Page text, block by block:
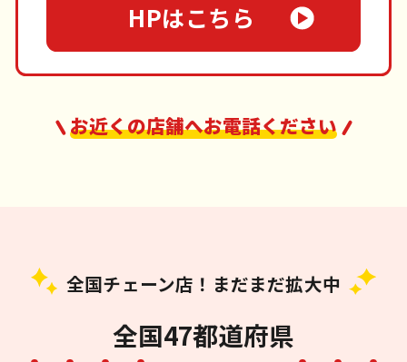
HPはこちら
お近くの店舗へお電話ください
全国チェーン店！まだまだ拡大中
全国47都道府県